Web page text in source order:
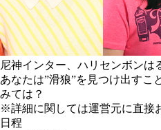
尼神インター、ハリセンボンは
あなたは”滑狼”を見つけ出すこ
みては？
※詳細に関しては運営元に直接
日程